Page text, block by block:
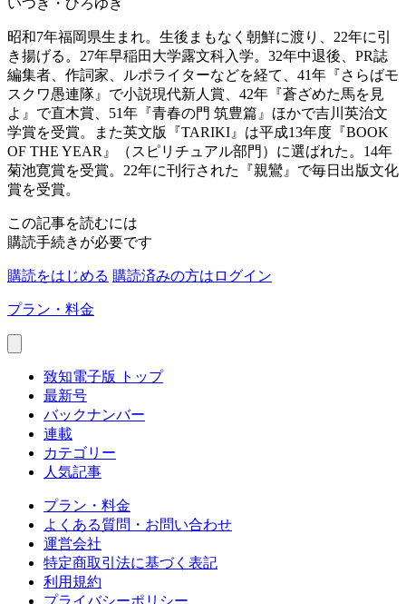
昭和7年福岡県生まれ。生後まもなく朝鮮に渡り、22年に引
き揚げる。27年早稲田大学露文科入学。32年中退後、PR誌
編集者、作詞家、ルポライターなどを経て、41年『さらばモ
スクワ愚連隊』で小説現代新人賞、42年『蒼ざめた馬を見
よ』で直木賞、51年『青春の門 筑豊篇』ほかで吉川英治文
学賞を受賞。また英文版『TARIKI』は平成13年度『BOOK
OF THE YEAR』（スピリチュアル部門）に選ばれた。14年
菊池寛賞を受賞。22年に刊行された『親鸞』で毎日出版文化
賞を受賞。
この記事を読むには
購読手続きが必要です
購読をはじめる 購読済みの方はログイン
プラン・料金
致知電子版 トップ
最新号
バックナンバー
連載
カテゴリー
人気記事
プラン・料金
よくある質問・お問い合わせ
運営会社
特定商取引法に基づく表記
利用規約
プライバシーポリシー